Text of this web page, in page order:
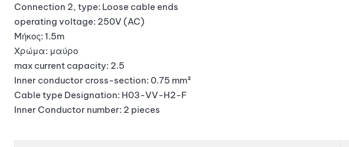
Connection 2, type: Loose cable ends
operating voltage: 250V (AC)
Mήκος: 1.5m
Χρώμα: μαύρο
max current capacity: 2.5
Inner conductor cross-section: 0.75 mm²
Cable type Designation: H03-VV-H2-F
Inner Conductor number: 2 pieces